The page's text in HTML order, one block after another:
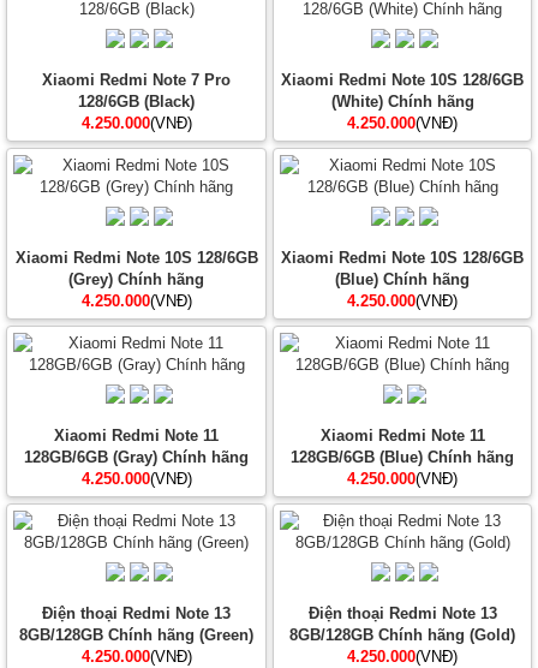
Xiaomi Redmi Note 7 Pro
128/6GB (Black)
4.250.000(VNĐ)
Xiaomi Redmi Note 10S 128/6GB
(White) Chính hãng
4.250.000(VNĐ)
Xiaomi Redmi Note 10S 128/6GB
(Grey) Chính hãng
4.250.000(VNĐ)
Xiaomi Redmi Note 10S 128/6GB
(Blue) Chính hãng
4.250.000(VNĐ)
Xiaomi Redmi Note 11
128GB/6GB (Gray) Chính hãng
4.250.000(VNĐ)
Xiaomi Redmi Note 11
128GB/6GB (Blue) Chính hãng
4.250.000(VNĐ)
Điện thoại Redmi Note 13
8GB/128GB Chính hãng (Green)
4.250.000(VNĐ)
Điện thoại Redmi Note 13
8GB/128GB Chính hãng (Gold)
4.250.000(VNĐ)